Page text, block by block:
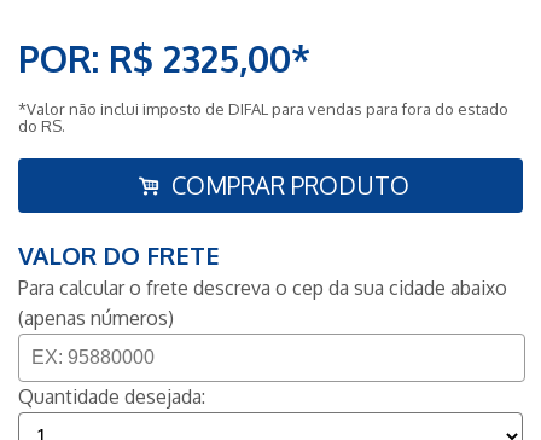
POR: R$ 2325,00*
*Valor não inclui imposto de DIFAL para vendas para fora do estado
do RS.
COMPRAR PRODUTO
VALOR DO FRETE
Para calcular o frete descreva o cep da sua cidade abaixo
(apenas números)
Quantidade desejada: